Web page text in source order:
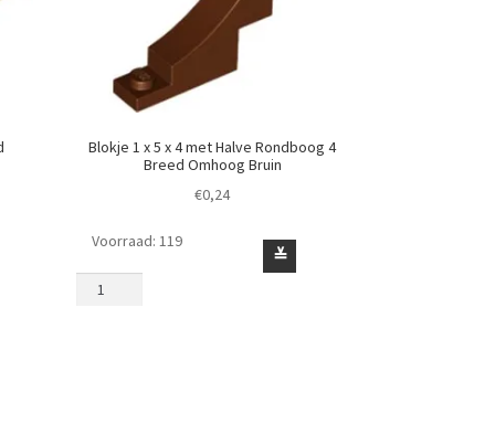
Blokje 1 x 5 x 4 met Halve Rondboog 4
Breed Omhoog Bruin
€0,24
Blokje
1
≚
Voorraad: 119